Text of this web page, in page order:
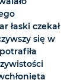
łaski czekał
się w